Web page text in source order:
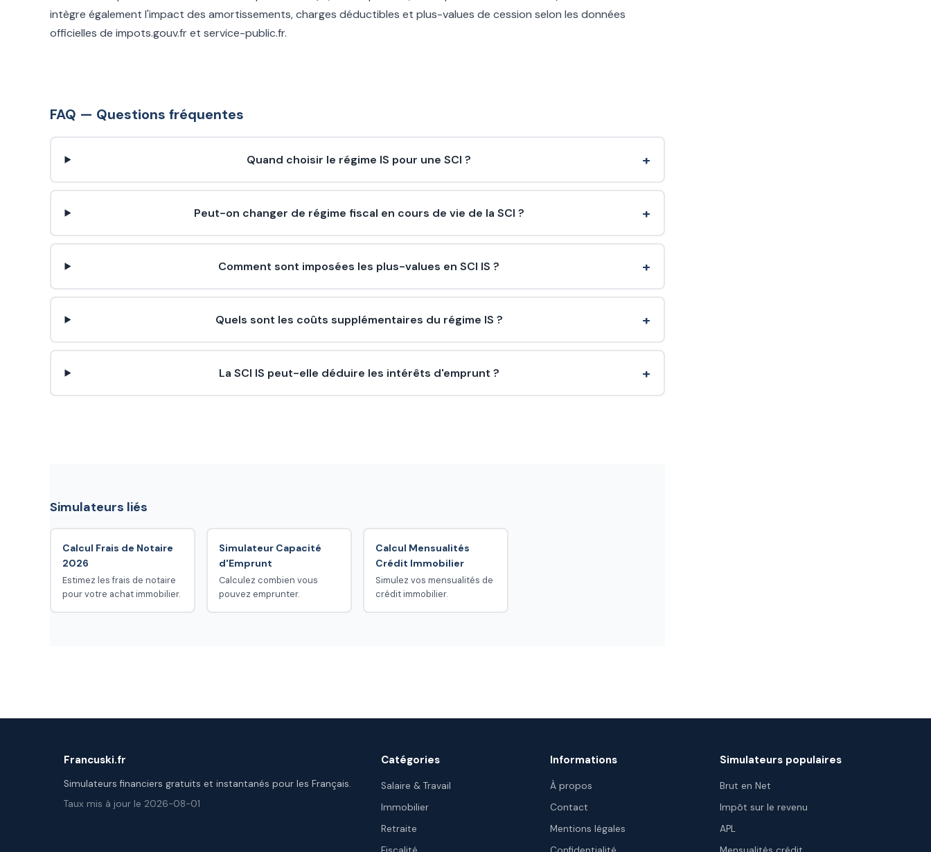
intègre également l'impact des amortissements, charges déductibles et plus-values de cession selon les données
officielles de impots.gouv.fr et service-public.fr.
FAQ — Questions fréquentes
Quand choisir le régime IS pour une SCI ?
Peut-on changer de régime fiscal en cours de vie de la SCI ?
Comment sont imposées les plus-values en SCI IS ?
Quels sont les coûts supplémentaires du régime IS ?
La SCI IS peut-elle déduire les intérêts d'emprunt ?
Simulateurs liés
Calcul Frais de Notaire
2026
Estimez les frais de notaire
pour votre achat immobilier.
Simulateur Capacité
d'Emprunt
Calculez combien vous
pouvez emprunter.
Calcul Mensualités
Crédit Immobilier
Simulez vos mensualités de
crédit immobilier.
Francuski.fr
Simulateurs financiers gratuits et instantanés pour les Français.
Taux mis à jour le 2026-08-01
Catégories
Salaire & Travail
Immobilier
Retraite
Informations
À propos
Contact
Mentions légales
Simulateurs populaires
Brut en Net
Impôt sur le revenu
APL